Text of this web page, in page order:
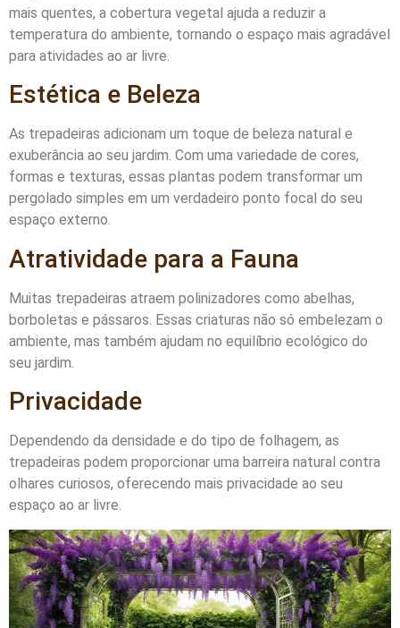
mais quentes, a cobertura vegetal ajuda a reduzir a
temperatura do ambiente, tornando o espaço mais agradável
para atividades ao ar livre.
Estética e Beleza
As trepadeiras adicionam um toque de beleza natural e
exuberância ao seu jardim. Com uma variedade de cores,
formas e texturas, essas plantas podem transformar um
pergolado simples em um verdadeiro ponto focal do seu
espaço externo.
Atratividade para a Fauna
Muitas trepadeiras atraem polinizadores como abelhas,
borboletas e pássaros. Essas criaturas não só embelezam o
ambiente, mas também ajudam no equilíbrio ecológico do
seu jardim.
Privacidade
Dependendo da densidade e do tipo de folhagem, as
trepadeiras podem proporcionar uma barreira natural contra
olhares curiosos, oferecendo mais privacidade ao seu
espaço ao ar livre.